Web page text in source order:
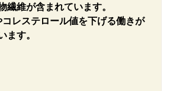
繊維が含まれています。
レステロール値を下げる働きが
ます。